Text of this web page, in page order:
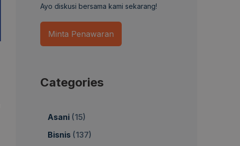
Ayo diskusi bersama kami sekarang!
Minta Penawaran
Categories
Asani (15)
Bisnis (137)